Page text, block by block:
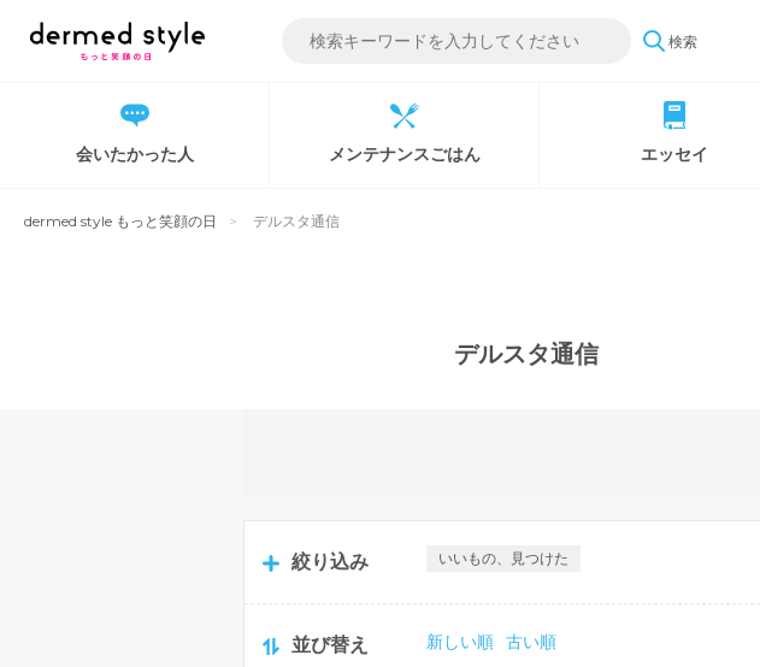
検索
会いたかった人 メンテナンスごはん エッセイ
dermed style もっと笑顔の日 デルスタ通信
デルスタ通信
絞り込み いいもの、見つけた
並び替え 新しい順 古い順